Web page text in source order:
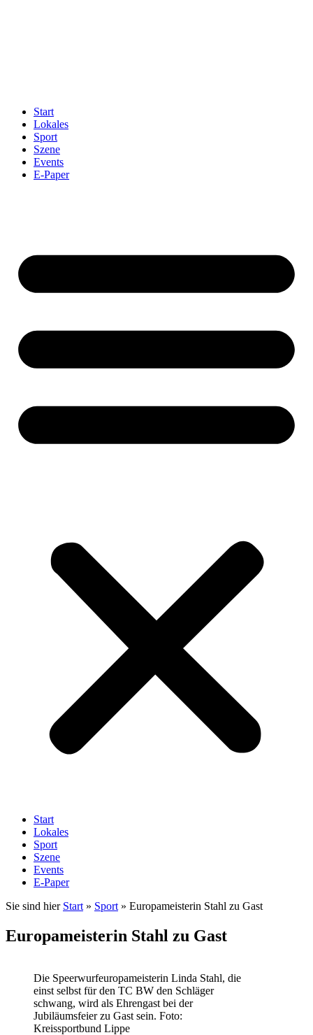
Start
Lokales
Sport
Szene
Events
E-Paper
Start
Lokales
Sport
Szene
Events
E-Paper
Sie sind hier Start » Sport » Europameisterin Stahl zu Gast
Europameisterin Stahl zu Gast
Die Speerwurfeuropameisterin Linda Stahl, die
einst selbst für den TC BW den Schläger
schwang, wird als Ehrengast bei der
Jubiläumsfeier zu Gast sein. Foto:
Kreissportbund Lippe